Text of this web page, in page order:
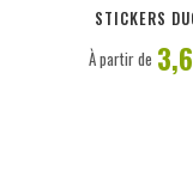
STICKERS
À partir de